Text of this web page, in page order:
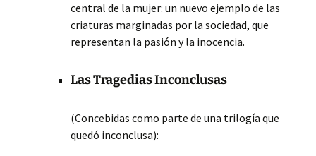
central de la mujer: un nuevo ejemplo de las
criaturas marginadas por la sociedad, que
representan la pasión y la inocencia.
Las Tragedias Inconclusas
(Concebidas como parte de una trilogía que
quedó inconclusa):